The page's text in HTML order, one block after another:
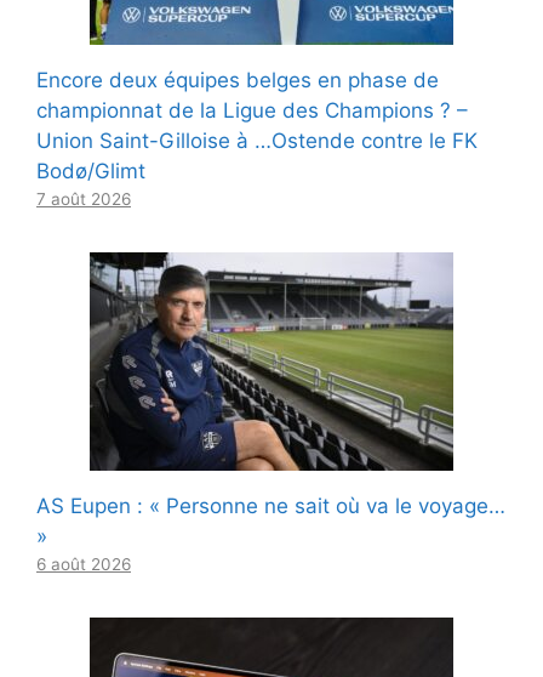
Encore deux équipes belges en phase de
championnat de la Ligue des Champions ? –
Union Saint-Gilloise à …Ostende contre le FK
Bodø/Glimt
7 août 2026
AS Eupen : « Personne ne sait où va le voyage…
»
6 août 2026